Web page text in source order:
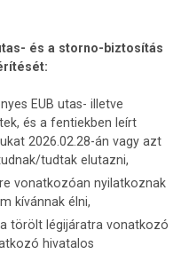
és a storno-biztosítás
EUB utas- illetve
és a fentiekben leírt
2026.02.28-án vagy azt
tudtak elutazni,
vonatkozóan nyilatkoznak
kívánnak élni,
törölt légijáratra vonatkozó
hivatalos